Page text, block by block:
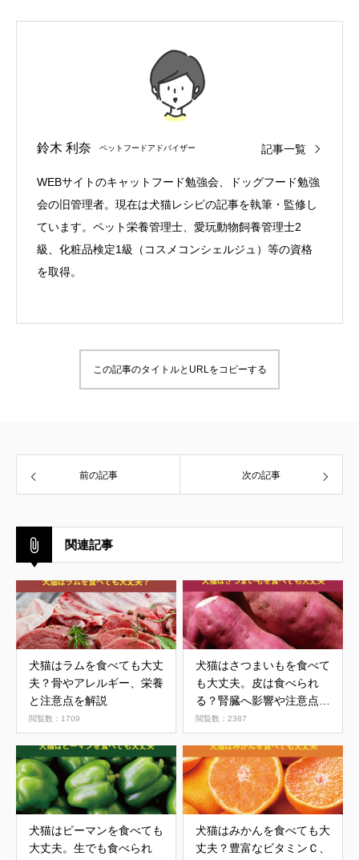
鈴木 利奈 ペットフードアドバイザー 記事一覧
WEBサイトのキャットフード勉強会、ドッグフード勉強
会の旧管理者。現在は犬猫レシピの記事を執筆・監修し
ています。ペット栄養管理士、愛玩動物飼養管理士2
級、化粧品検定1級（コスメコンシェルジュ）等の資格
を取得。
この記事のタイトルとURLをコピーする
前の記事 次の記事
関連記事
犬猫はラムを食べても大丈
夫？骨やアレルギー、栄養
と注意点を解説
閲覧数：1709
犬猫はさつまいもを食べて
も大丈夫。皮は食べられ
る？腎臓へ影響や注意点を
解説
閲覧数：2387
犬猫はピーマンを食べても
大丈夫。生でも食べられ
犬猫はみかんを食べても大
丈夫？豊富なビタミンＣ、